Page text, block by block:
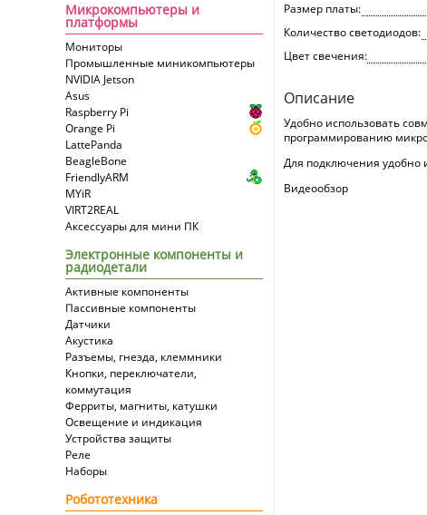
Микрокомпьютеры и
платформы
Мониторы
Промышленные миникомпьютеры
NVIDIA Jetson
Asus
Raspberry Pi
Orange Pi
LattePanda
BeagleBone
FriendlyARM
MYiR
VIRT2REAL
Аксессуары для мини ПК
Электронные компоненты и
радиодетали
Активные компоненты
Пассивные компоненты
Датчики
Акустика
Разъемы, гнезда, клеммники
Кнопки, переключатели,
коммутация
Ферриты, магниты, катушки
Освещение и индикация
Устройства защиты
Реле
Наборы
Робототехника
Размер платы:
Количество светодиодов:
Цвет свечения:
Описание
Удобно использовать
программированию
Для подключения удобно
Видеообзор